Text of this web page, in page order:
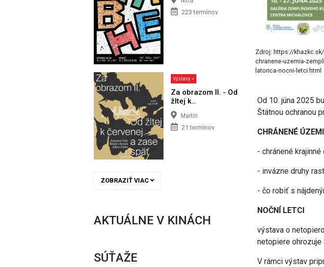
223 termínov
Výstavy >
Za obrazom II. - Od
žltej k…
Martin
21 termínov
ZOBRAZIŤ VIAC
AKTUÁLNE V KINÁCH
SÚŤAŽE
Zdroj: https://
chranene-uzemia-
latorica-nocni-letci.html
Od 10. júna 2025
Štátnou ochranou
CHRÁNENÉ
- chránené
- invázne druhy
- čo robiť s
NOČNÍ LETCI
výstava o
netopiere
V rámci výstav